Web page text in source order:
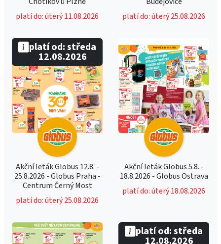
platí do: úterý 11.08.2026
platí do: úterý 25.08.2026
Akční leták Globus 12.8. -
25.8.2026 - Globus Praha -
Centrum Černý Most
platí do: úterý 25.08.2026
platí od: středa
12.08.2026
Akční leták Globus 5.8. -
18.8.2026 - Globus Ostrava
platí do: úterý 18.08.2026
platí od: středa
12.08.2026